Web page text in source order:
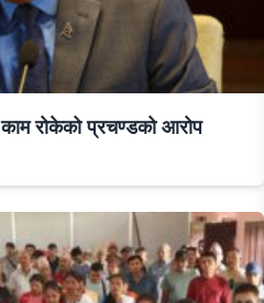
रोकेको प्रचण्डको आरोप